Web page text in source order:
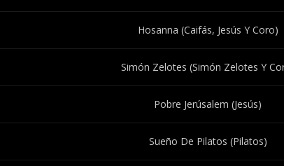
Hosanna (Caifás, Jesús Y Coro)
Simón Zelotes (Simón Zelotes Y
Pobre Jerúsalem (Jesús)
Sueño De Pilatos (Pilatos)